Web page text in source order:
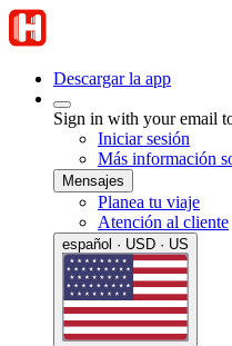
Descargar la app
Sign in with your email
Iniciar sesión
Más información
Mensajes
Planea tu viaje
Atención al cliente
español · USD · US